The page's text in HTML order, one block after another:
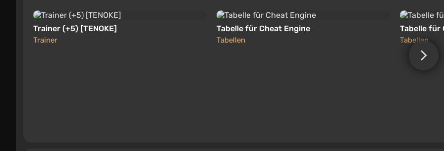
Trainer (+5) [TENOKE]
Trainer
Tabelle für Cheat Engine
Tabellen
Tabelle für
Tabellen